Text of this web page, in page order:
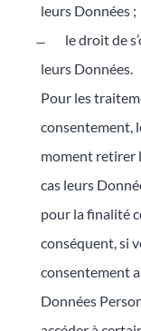
leurs Données ;
le droit de
leurs Données.
Pour les
consentement,
moment retirer
cas leurs
pour la finalité
conséquent, si
consentement
Données